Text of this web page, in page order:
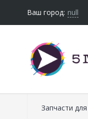
Ваш город: null
Запчасти